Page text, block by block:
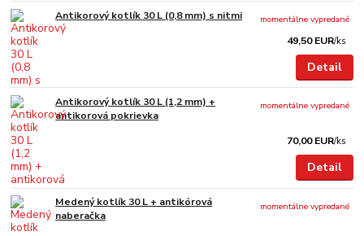
Antikorový kotlík 30 L (0,8 mm) s nitmi
49,50 EUR/ks
momentálne vypredané
Detail
Antikorový kotlík 30 L (1,2 mm) +
antikorová pokrievka
70,00 EUR/ks
momentálne vypredané
Detail
Medený kotlík 30 L + antikórová
naberačka
momentálne vypredané